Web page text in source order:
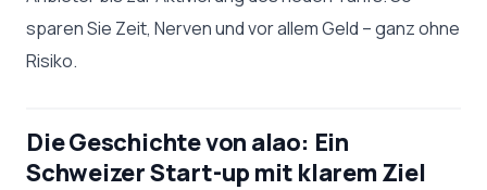
sparen Sie Zeit, Nerven und vor allem Geld – ganz ohne
Risiko.
Die Geschichte von alao: Ein
Schweizer Start-up mit klarem Ziel